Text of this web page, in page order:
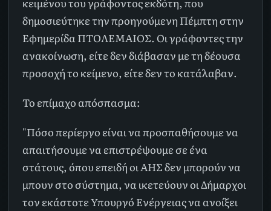
δημοσιεύτηκε την προηγούμενη Πέμπτη στην
Εφημερίδα ΠΤΟΛΕΜΑΙΟΣ. Οι γράφοντες την
ανακοίνωση, είτε δεν διάβασαν με τη δέουσα
προσοχή το κείμενο, είτε δεν το κατάλαβαν.
Το επίμαχο απόσπασμα:
"Πόσο περίεργο είναι να προσπαθήσουμε να
απαιτήσουμε να επιστρέψουμε σε ένα
στάτους, όπου επειδή οι ΑΗΣ δεν μπορούν να
μπουν στο σύστημα, να ικετεύουν οι Δήμαρχοι
τον εκάστοτε Υπουργό Ενέργειας να ανοίξει